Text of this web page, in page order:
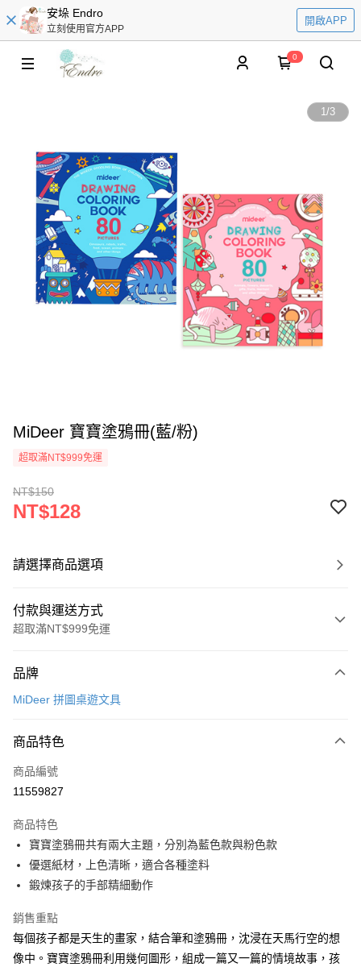
安垛 Endro
立刻使用官方APP
開啟APP
0
1/3
MiDeer 寶寶塗鴉冊(藍/粉)
超取滿NT$999免運
NT$150
NT$128
請選擇商品選項
付款與運送方式
超取滿NT$999免運
信用卡一次付款
3 期 0 利率 每期
合作金庫商業銀行
上海商業儲蓄銀行
臺灣中小企業銀行
匯豐（台灣）商業銀行
華泰商業銀行
聯邦商業銀行
遠東國際商業銀行
元大商業銀行
台新國際商業銀行
台灣樂天信用卡公司
超商取貨付款
LINE Pay
Apple Pay
悠遊付
ATM付款
運送方式
全家取貨付款
品牌
MiDeer 拼圖桌遊文具
商品特色
商品編號
11559827
商品特色
寶寶塗鴉冊共有兩大主題，分別為藍色款與粉色款
優選紙材，上色清晰，適合各種塗料
鍛煉孩子的手部精細動作
銷售重點
每個孩子都是天生的畫家，結合筆和塗鴉冊，沈浸在天馬行空的想
像中。寶寶塗鴉冊利用幾何圖形，組成一篇又一篇的情境故事，孩